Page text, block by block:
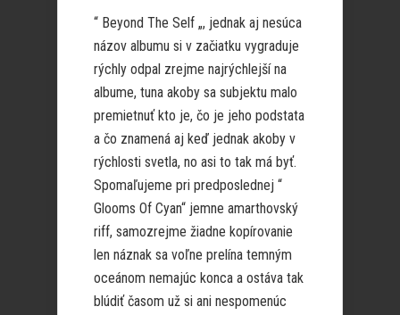
“ Beyond The Self „, jednak aj nesúca
názov albumu si v začiatku vygraduje
rýchly odpal zrejme najrýchlejší na
albume, tuna akoby sa subjektu malo
premietnuť kto je, čo je jeho podstata
a čo znamená aj keď jednak akoby v
rýchlosti svetla, no asi to tak má byť.
Spomaľujeme pri predposlednej “
Glooms Of Cyan“ jemne amarthovský
riff, samozrejme žiadne kopírovanie
len náznak sa voľne prelína temným
oceánom nemajúc konca a ostáva tak
blúdiť časom už si ani nespomenúc